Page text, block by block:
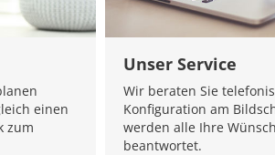
einen
zum
Unser Service
Wir beraten Sie
Konfiguration am
werden alle Ihre
beantwortet.